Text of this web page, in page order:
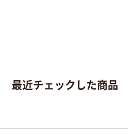
最近チェックした商品